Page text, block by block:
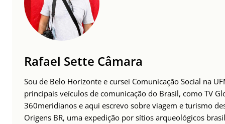
Rafael Sette Câmara
Sou de Belo Horizonte e cursei Comunicação Social na
principais veículos de comunicação do Brasil, como TV
360meridianos e aqui escrevo sobre viagem e turismo
Origens BR, uma expedição por sítios arqueológicos